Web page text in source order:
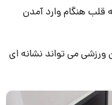
قلب هنگام وارد آمدن
می تواند نشانه ای